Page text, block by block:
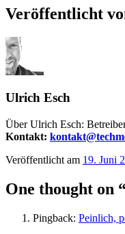
Veröffentlicht
Ulrich Esch
Über Ulrich Esch:
Kontakt:
Veröffentlicht am 19. Juni
One thought on
Pingback: Peinlich,